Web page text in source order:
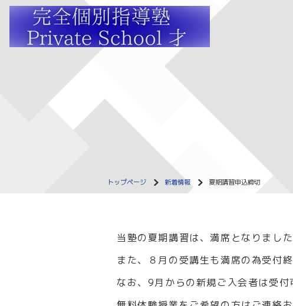
トップページ 新着情報 夏期講習申込締切
当塾の夏期講習は、満席となりまし
また、８月の受講生も満席の為受付
なお、9月からの新規ご入会者は受付